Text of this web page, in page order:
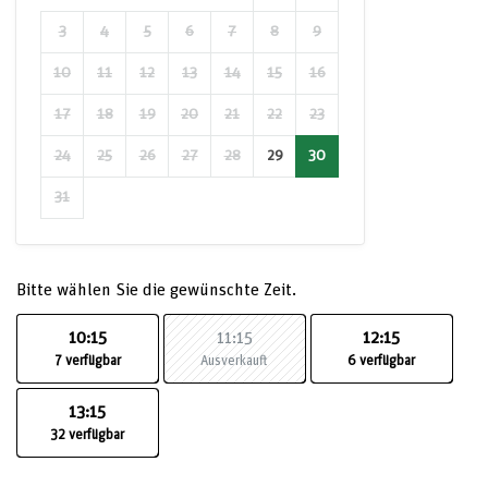
3 4 5 6 7 8 9
10 11 12 13 14 15 16
17 18 19 20 21 22 23
24 25 26 27 28 29 30
31
Bitte wählen Sie die gewünschte Zeit.
10:15
7 verfügbar
11:15
Ausverkauft
12:15
6 verfügbar
13:15
32 verfügbar